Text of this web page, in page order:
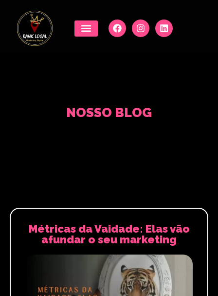
NOSSO BLOG
Métricas da Vaidade: Elas vão
afundar o seu marketing